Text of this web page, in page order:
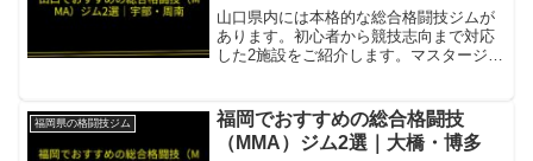
山口県内には本格的な総合格闘技ジムが
あります。初心者から競技志向まで対応
した2施設をご紹介します。マスタージャ
1569-1（宇部）／下関市東大和町1-1-
47...
福岡県の格闘技ジム
福岡でおすすめの総合格闘技
（MMA）ジム2選｜大橋・博多